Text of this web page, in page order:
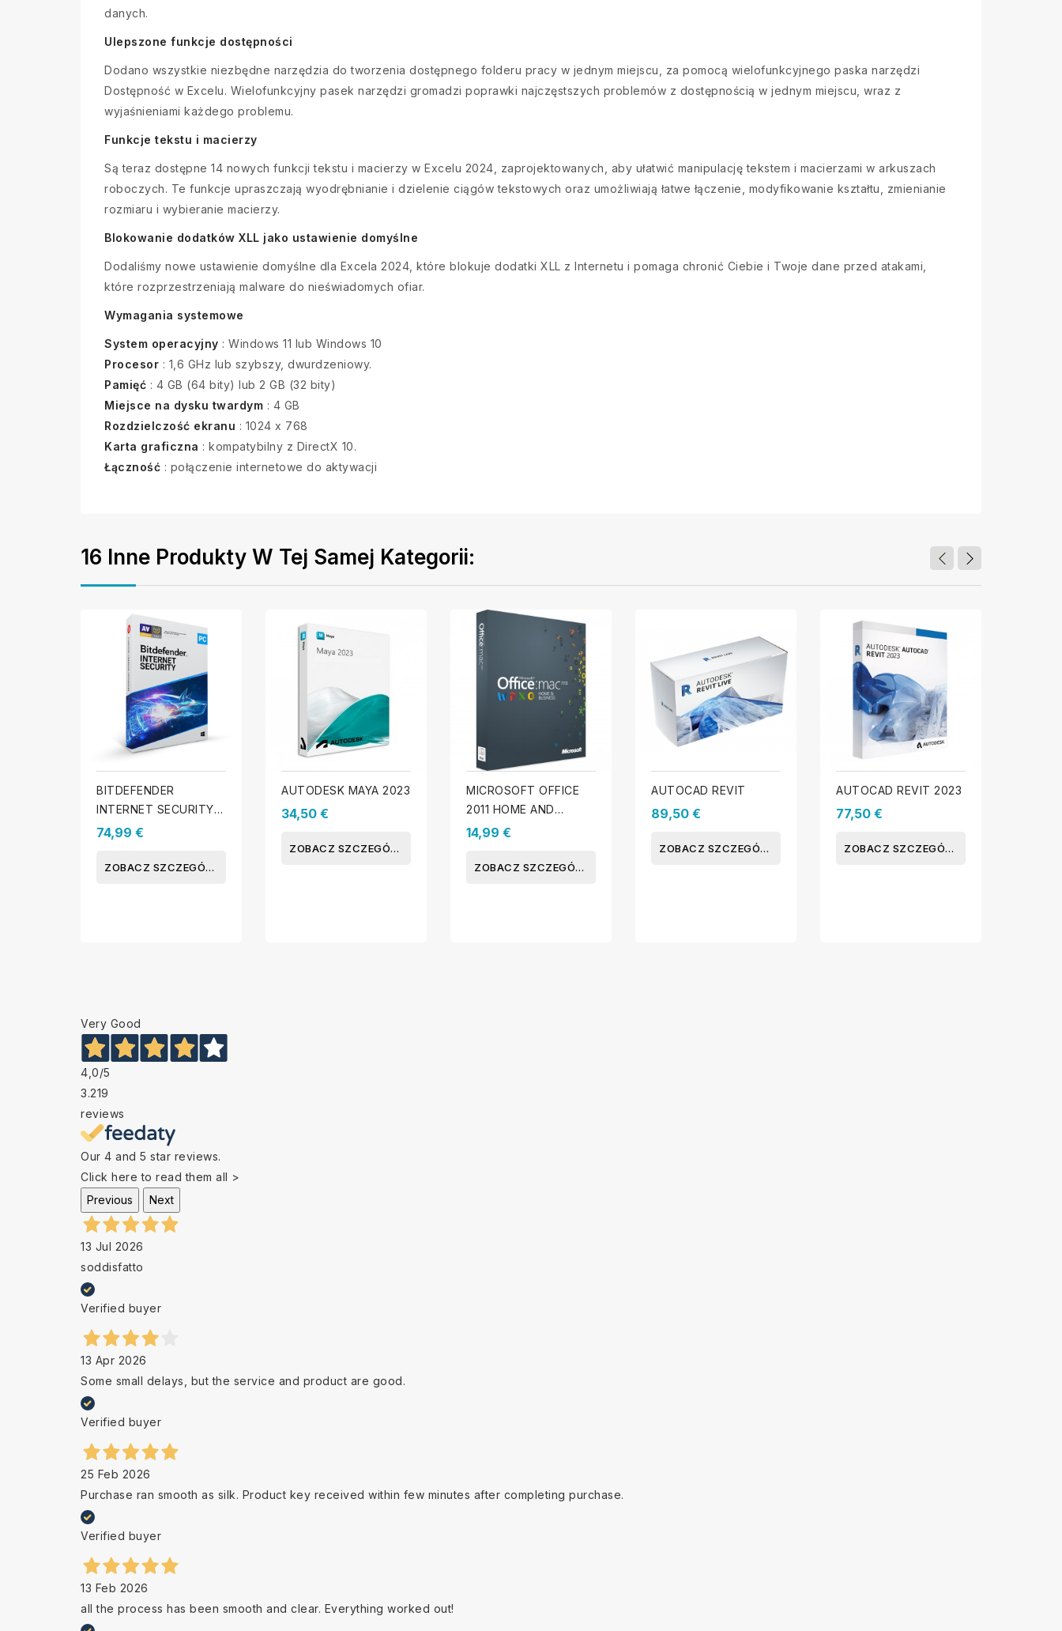
danych.
Ulepszone funkcje dostępności
Dodano wszystkie niezbędne narzędzia do tworzenia dostępnego folderu pracy w jednym miejscu, za pomocą wielofunkcyjnego paska narzędzi
Dostępność w Excelu. Wielofunkcyjny pasek narzędzi gromadzi poprawki najczęstszych problemów z dostępnością w jednym miejscu, wraz z
wyjaśnieniami każdego problemu.
Funkcje tekstu i macierzy
Są teraz dostępne 14 nowych funkcji tekstu i macierzy w Excelu 2024, zaprojektowanych, aby ułatwić manipulację tekstem i macierzami w arkuszach
roboczych. Te funkcje upraszczają wyodrębnianie i dzielenie ciągów tekstowych oraz umożliwiają łatwe łączenie, modyfikowanie kształtu, zmienianie
rozmiaru i wybieranie macierzy.
Blokowanie dodatków XLL jako ustawienie domyślne
Dodaliśmy nowe ustawienie domyślne dla Excela 2024, które blokuje dodatki XLL z Internetu i pomaga chronić Ciebie i Twoje dane przed atakami,
które rozprzestrzeniają malware do nieświadomych ofiar.
Wymagania systemowe
System operacyjny : Windows 11 lub Windows 10
Procesor : 1,6 GHz lub szybszy, dwurdzeniowy.
Pamięć : 4 GB (64 bity) lub 2 GB (32 bity)
Miejsce na dysku twardym : 4 GB
Rozdzielczość ekranu : 1024 x 768
Karta graficzna : kompatybilny z DirectX 10.
Łączność : połączenie internetowe do aktywacji
16 Inne Produkty W Tej Samej Kategorii:
BITDEFENDER
INTERNET SECURITY
2025 - Licencja - 3 PC
74,99 €
ZOBACZ SZCZEGÓŁY
AUTODESK MAYA 2023
34,50 €
ZOBACZ SZCZEGÓŁY
MICROSOFT OFFICE
2011 HOME AND
BUSINESS DLA MAC
14,99 €
ZOBACZ SZCZEGÓŁY
AUTOCAD REVIT
89,50 €
ZOBACZ SZCZEGÓŁY
AUTOCAD REVIT 2023
77,50 €
ZOBACZ SZCZEGÓŁY
Very Good
4,0/5
3.219
reviews
Our 4 and 5 star reviews.
Click here to read them all >
Previous
Next
13 Jul 2026
soddisfatto
Verified buyer
13 Apr 2026
Some small delays, but the service and product are good.
Verified buyer
25 Feb 2026
Purchase ran smooth as silk. Product key received within few minutes after completing purchase.
Verified buyer
13 Feb 2026
all the process has been smooth and clear. Everything worked out!